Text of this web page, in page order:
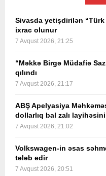
Sivasda yetişdirilən “Türk
ixrac olunur
7 Avqust 2026, 21:25
“Məkkə Birgə Müdafiə
qılındı
7 Avqust 2026, 21:17
ABŞ Apelyasiya
dollarlıq bal zalı layihəsini
7 Avqust 2026, 21:02
Volkswagen-in əsas
tələb edir
7 Avqust 2026, 20:51